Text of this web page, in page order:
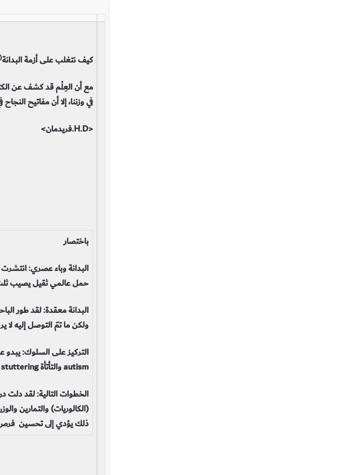
كيف نتغلب على أزمة البدانة
مع أن العِلْم قد كشف عن
في وزننا، إلا أن مفاتيح
<H.D.فريدمان>
باختصار
البدانة وباء عصري:
حمل عالمي ثقيل يصيب ثلث
البدانة معقدة: لقد طور
ولكن ما تمّ التوصل إليه لا
التركيز على السلوك: يبدو
autism والتأتأة stuttering والكحوليةalcoholism أنها وسيلة قيمة لفقد الوزن أو وقف فرط الوزن.
ذلك يؤدي إلى تحسين